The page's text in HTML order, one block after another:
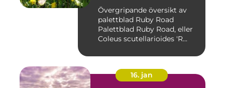
Övergripande översikt av
palettblad Ruby Road
Palettblad Ruby Road, eller
Coleus scutellarioides 'R...
16. jan